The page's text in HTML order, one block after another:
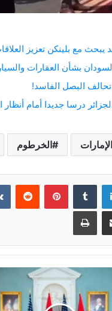
يبحث مع بلينكن تعزيز
بشأن العقارات
البصل الفاسد!
درسا جديدا أمام أنظار
الإمارات الخرطوم
لينكدإن بينتيريست
مشاركة عبر البريد طباعة